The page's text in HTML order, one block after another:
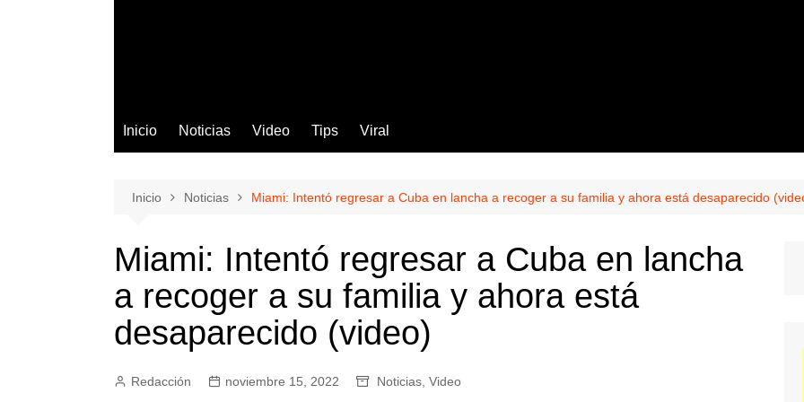
Inicio Noticias Video Tips Viral
Inicio Noticias Miami: Intentó regresar a Cuba en lancha a recoger a su familia y ahora está desaparecido
Miami: Intentó regresar a Cuba en lancha
a recoger a su familia y ahora está
desaparecido (video)
Redacción noviembre 15, 2022 Noticias Video